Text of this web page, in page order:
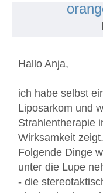
Hallo Anja,
ich habe selbst
Liposarkom und
Strahlentherapie
Wirksamkeit zeigt.
Folgende Dinge
unter die Lupe
- die